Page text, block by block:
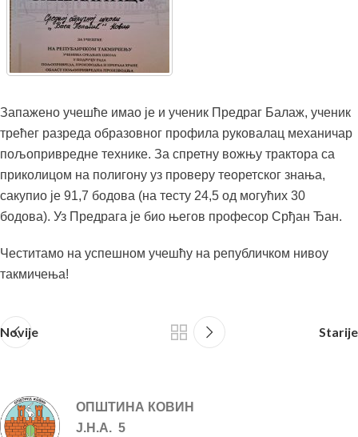
Запажено учешће имао је и ученик Предраг Балаж, ученик
трећег разреда образовног профила руковалац механичар
пољопривредне технике. За спретну вожњу трактора са
приколицом на полигону уз проверу теоретског знања,
сакупио је 91,7 бодова (на тесту 24,5 од могућих 30
бодова). Уз Предрага је био његов професор Срђан Ђан.
Честитамо на успешном учешћу на републичком нивоу
такмичења!
Novije Starije
ОПШТИНА КОВИН
Ј.Н.А. 5